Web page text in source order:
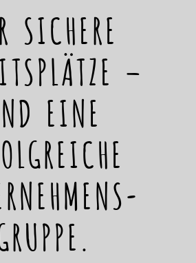
SICHERE
–
EINE